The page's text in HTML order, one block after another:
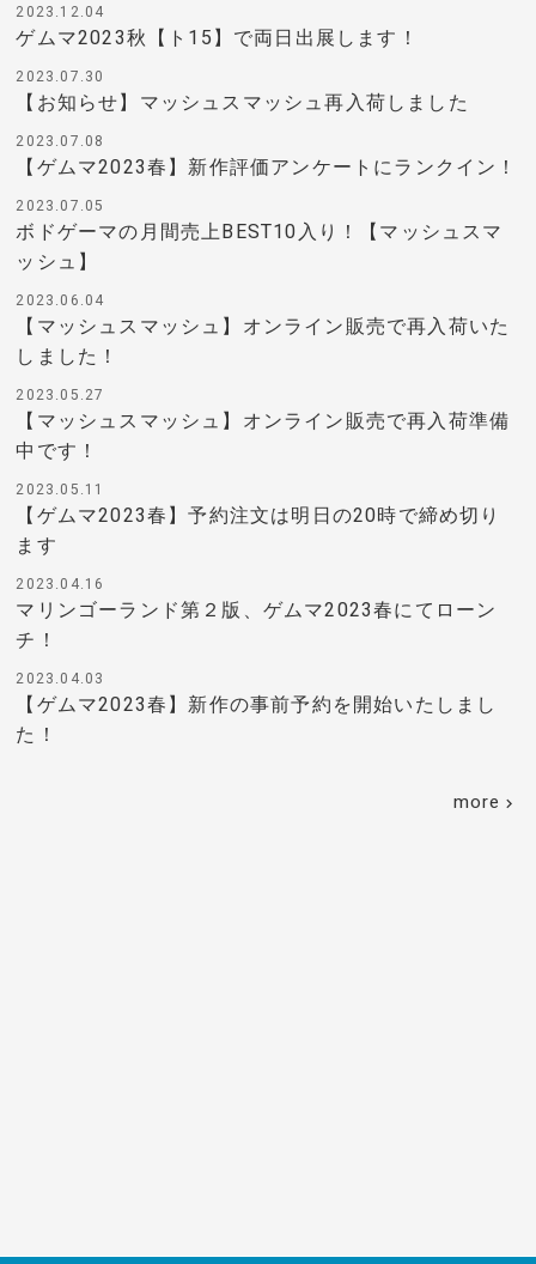
2023.12.04
ゲムマ2023秋【ト15】で両日出展します！
2023.07.30
【お知らせ】マッシュスマッシュ再入荷しました
2023.07.08
【ゲムマ2023春】新作評価アンケートにランクイン！
2023.07.05
ボドゲーマの月間売上BEST10入り！【マッシュスマ
ッシュ】
2023.06.04
【マッシュスマッシュ】オンライン販売で再入荷いた
しました！
2023.05.27
【マッシュスマッシュ】オンライン販売で再入荷準備
中です！
2023.05.11
【ゲムマ2023春】予約注文は明日の20時で締め切り
ます
2023.04.16
マリンゴーランド第２版、ゲムマ2023春にてローン
チ！
2023.04.03
【ゲムマ2023春】新作の事前予約を開始いたしまし
た！
more